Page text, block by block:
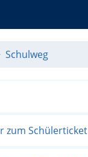
Schulweg
zum Schülerticket